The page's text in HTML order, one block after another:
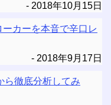
2018年10月15日
カーを本音で辛口レ
2018年9月17日
ら徹底分析してみ